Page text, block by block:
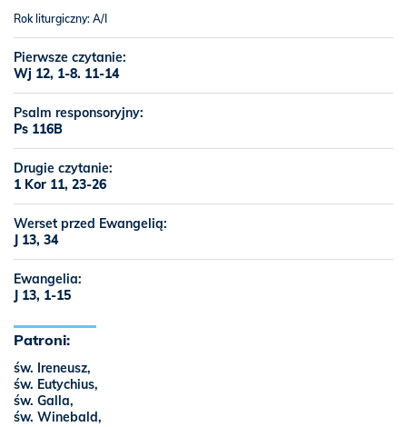
Rok liturgiczny: A/I
Pierwsze czytanie:
Wj 12, 1-8. 11-14
Psalm responsoryjny:
Ps 116B
Drugie czytanie:
1 Kor 11, 23-26
Werset przed Ewangelią:
J 13, 34
Ewangelia:
J 13, 1-15
Patroni:
św. Ireneusz,
św. Eutychius,
św. Galla,
św. Winebald,